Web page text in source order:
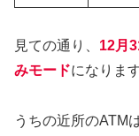
見ての通り、 12月
みモードになります
うちの近所のATM